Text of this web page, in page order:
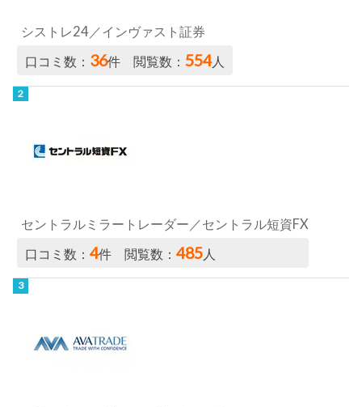
シストレ24／インヴァスト証券
口コミ数： 36件 閲覧数：554人
セントラルミラートレーダー／セントラル短資FX
口コミ数：4件 閲覧数：485 人